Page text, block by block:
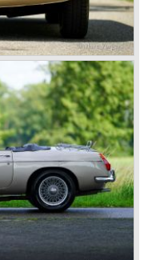
typen TC, TD en
werden in 1955
vanaf 1956 ook als
opgevolgd door de
gelijnde MG B. Ook dit
naar Amerika.
en als 2+2 coupé
uit productie had
aan een zescilinder
eind 1967 de MG C
leverende Austin
opvolging echter niet
lichtvoetig was
MG B, en de
was. De motor